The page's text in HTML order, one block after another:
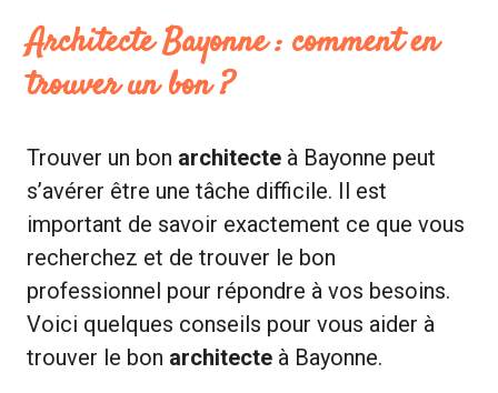
Architecte Bayonne : comment en
trouver un bon ?
Trouver un bon architecte à Bayonne peut
s’avérer être une tâche difficile. Il est
important de savoir exactement ce que vous
recherchez et de trouver le bon
professionnel pour répondre à vos besoins.
Voici quelques conseils pour vous aider à
trouver le bon architecte à Bayonne.